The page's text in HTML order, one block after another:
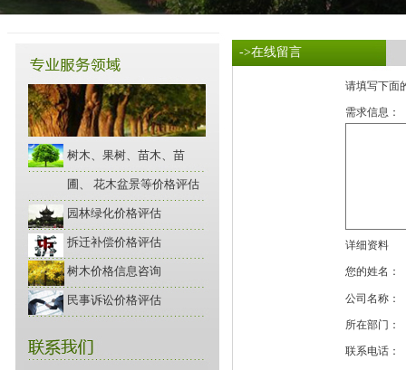
树木、果树、苗木、苗
圃、 花木盆景等价格评估
园林绿化价格评估
拆迁补偿价格评估
树木价格信息咨询
民事诉讼价格评估
->在线留言
请填写下面
需求信息：
详细资料
您的姓名：
公司名称：
所在部门：
联系电话：